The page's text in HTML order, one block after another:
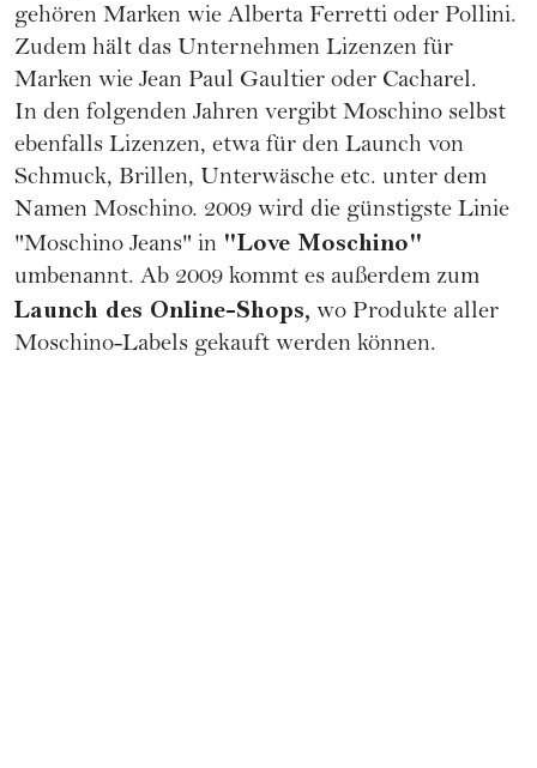
gehören Marken wie Alberta Ferretti oder Pollini.
Zudem hält das Unternehmen Lizenzen für
Marken wie Jean Paul Gaultier oder Cacharel.
In den folgenden Jahren vergibt Moschino selbst
ebenfalls Lizenzen, etwa für den Launch von
Schmuck, Brillen, Unterwäsche etc. unter dem
Namen Moschino. 2009 wird die günstigste Linie
"Moschino Jeans" in "Love Moschino"
umbenannt. Ab 2009 kommt es außerdem zum
Launch des Online-Shops, wo Produkte aller
Moschino-Labels gekauft werden können.